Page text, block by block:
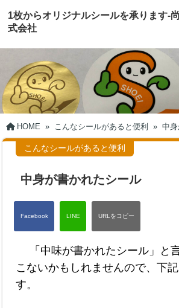
1枚からオリジナルシールを承ります-
式会社
HOME » こんなシールがあると便利 » 中
こんなシールがあると便利
中身が書かれたシール
「中味が書かれたシール」と
こないかもしれませんので、下
す。